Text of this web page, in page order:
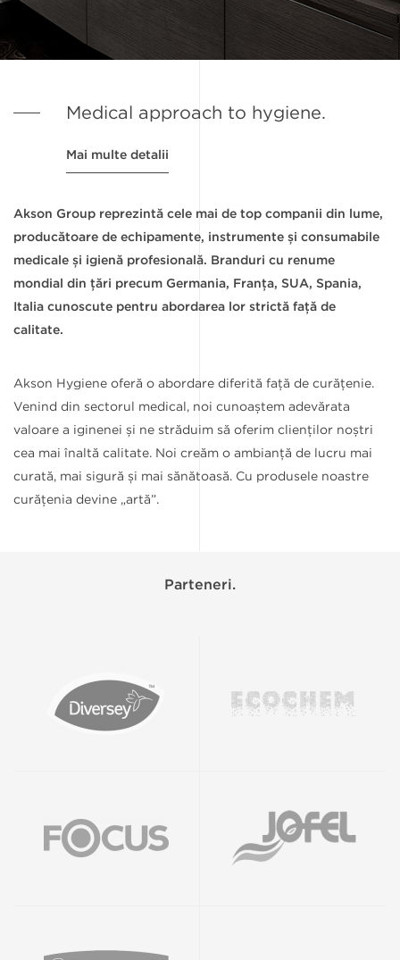
Medical approach to hygiene.
Mai multe detalii
Akson Group reprezintă cele mai de top companii din lume,
producătoare de echipamente, instrumente și consumabile
medicale și igienă profesională. Branduri cu renume
mondial din țări precum Germania, Franța, SUA, Spania,
Italia cunoscute pentru abordarea lor strictă față de
calitate.
Akson Hygiene oferă o abordare diferită față de curățenie.
Venind din sectorul medical, noi cunoaștem adevărata
valoare a iginenei și ne străduim să oferim clienților noștri
cea mai înaltă calitate. Noi creăm o ambianță de lucru mai
curată, mai sigură și mai sănătoasă. Cu produsele noastre
curățenia devine „artă”.
Parteneri.